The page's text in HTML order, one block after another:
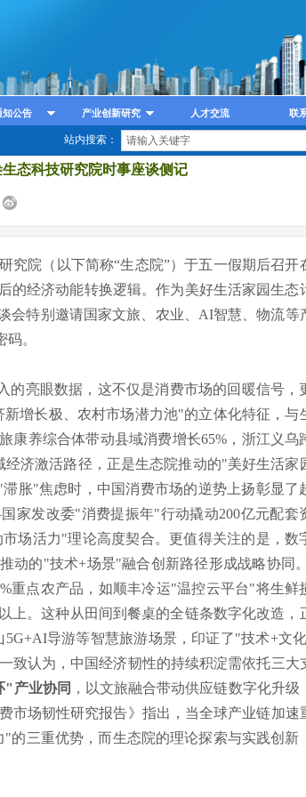
知公告 产业创新研究 人才交流 联
站内搜索：
态科技研究院时事座谈侧记
院（以下简称“生态院”）于五一假期后召开
经济动能转换逻辑。作为美好生活家园生态
会特别邀请国家文旅、农业、AI智慧、物流等
。
亮眼数据，这不仅是消费市场的回暖信号，
增长极、农村市场潜力池"的立体化特征，与
养综合体带动县域消费增长65%，浙江义乌
济激活路径，正是生态院推动的"美好生活家
胀"焦虑时，中国消费市场的逆势上扬彰显了
发改委"消费提振年"行动撬动200亿元配套
场活力"理论高度契合。更值得关注的是，数
动的"技术+场景"融合创新路径形成战略协同
重点农产品，如顺丰冷运"温控云平台"将生鲜
上。这种从田间到餐桌的全链条数字化改造，
导游等智慧旅游场景，印证了"技术+文
认为，中国经济韧性的持续积淀需依托三大
"产业协同 ，以文旅融合带动供应链数字化升级
市场韧性研究报告》指出，当全球产业链加速
三重优势，而生态院的理论探索与实践创新